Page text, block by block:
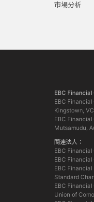
市場分析
EBC Financial
EBC Financial
Kingstown,
EBC Financial
Mutsamudu,
関連法人：
EBC Financial
EBC Financial
EBC Financial
Standard
EBC Financial
Union of